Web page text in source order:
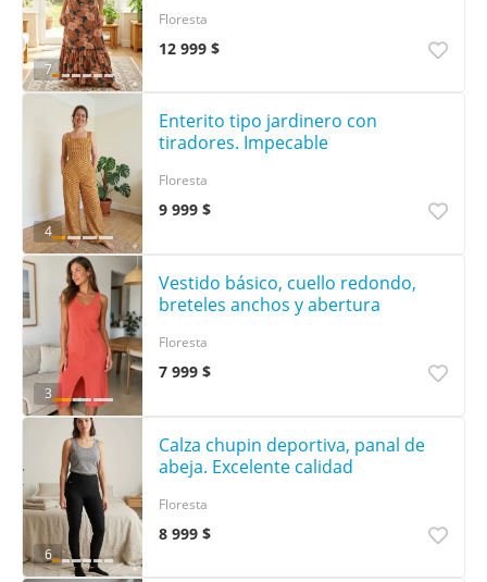
7
12 999 $
Floresta
4
Enterito tipo jardinero con
tiradores. Impecable
9 999 $
Floresta
3
Vestido básico, cuello redondo,
breteles anchos y abertura
7 999 $
Floresta
6
Calza chupin deportiva, panal de
abeja. Excelente calidad
8 999 $
Floresta